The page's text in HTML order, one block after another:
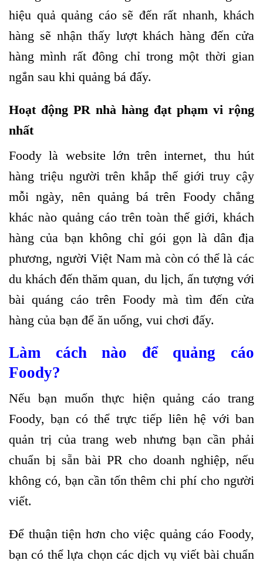
hiệu quả quảng cáo sẽ đến rất nhanh, khách
hàng sẽ nhận thấy lượt khách hàng đến cửa
hàng mình rất đông chỉ trong một thời gian
ngắn sau khi quảng bá đấy.
Hoạt động PR nhà hàng đạt phạm vi rộng
nhất
Foody là website lớn trên internet, thu hút
hàng triệu người trên khắp thế giới truy cậy
mỗi ngày, nên quảng bá trên Foody chẳng
khác nào quảng cáo trên toàn thế giới, khách
hàng của bạn không chỉ gói gọn là dân địa
phương, người Việt Nam mà còn có thể là các
du khách đến thăm quan, du lịch, ấn tượng với
bài quáng cáo trên Foody mà tìm đến cửa
hàng của bạn để ăn uống, vui chơi đấy.
Làm cách nào để quảng cáo
Foody?
Nếu bạn muốn thực hiện quảng cáo trang
Foody, bạn có thể trực tiếp liên hệ với ban
quản trị của trang web nhưng bạn cần phải
chuẩn bị sẵn bài PR cho doanh nghiệp, nếu
không có, bạn cần tốn thêm chi phí cho người
viết.
Để thuận tiện hơn cho việc quảng cáo Foody,
bạn có thể lựa chọn các dịch vụ viết bài chuẩn